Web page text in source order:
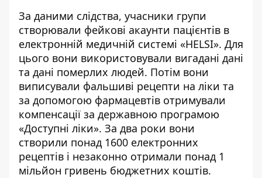
За даними слідства, учасники групи
створювали фейкові акаунти пацієнтів в
електронній медичній системі «HELSI». Для
цього вони використовували вигадані дані
та дані померлих людей. Потім вони
виписували фальшиві рецепти на ліки та
за допомогою фармацевтів отримували
компенсації за державною програмою
«Доступні ліки». За два роки вони
створили понад 1600 електронних
рецептів і незаконно отримали понад 1
мільйон гривень бюджетних коштів.